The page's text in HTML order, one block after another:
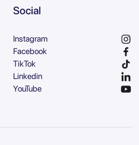
Social
Instagram
Facebook
TikTok
Linkedin
YouTube